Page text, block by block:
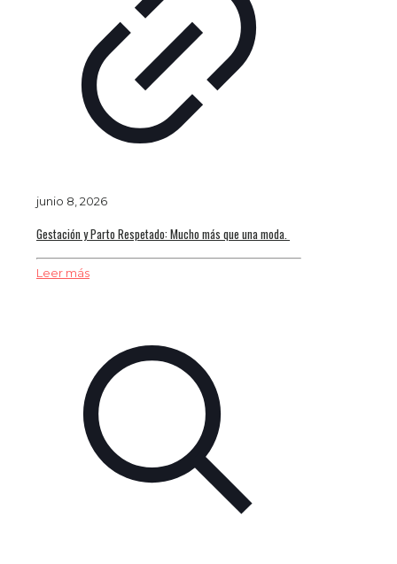
junio 8, 2026
Gestación y Parto Respetado: Mucho más que una moda.
Leer más